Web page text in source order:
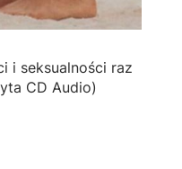
i seksualności raz
CD Audio)